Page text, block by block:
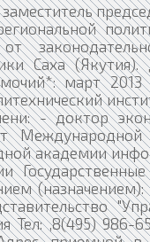
Саха
март
- доктор
академии
,8(495) 986-